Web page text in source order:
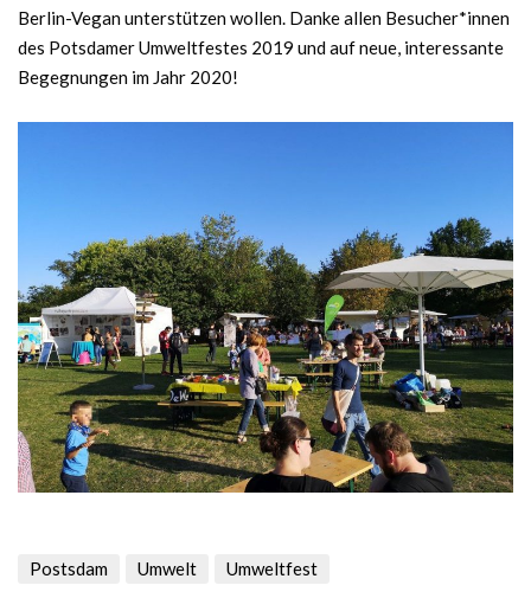
Berlin-Vegan unterstützen wollen. Danke allen Besucher*innen
des Potsdamer Umweltfestes 2019 und auf neue, interessante
Begegnungen im Jahr 2020!
Postsdam Umwelt Umweltfest